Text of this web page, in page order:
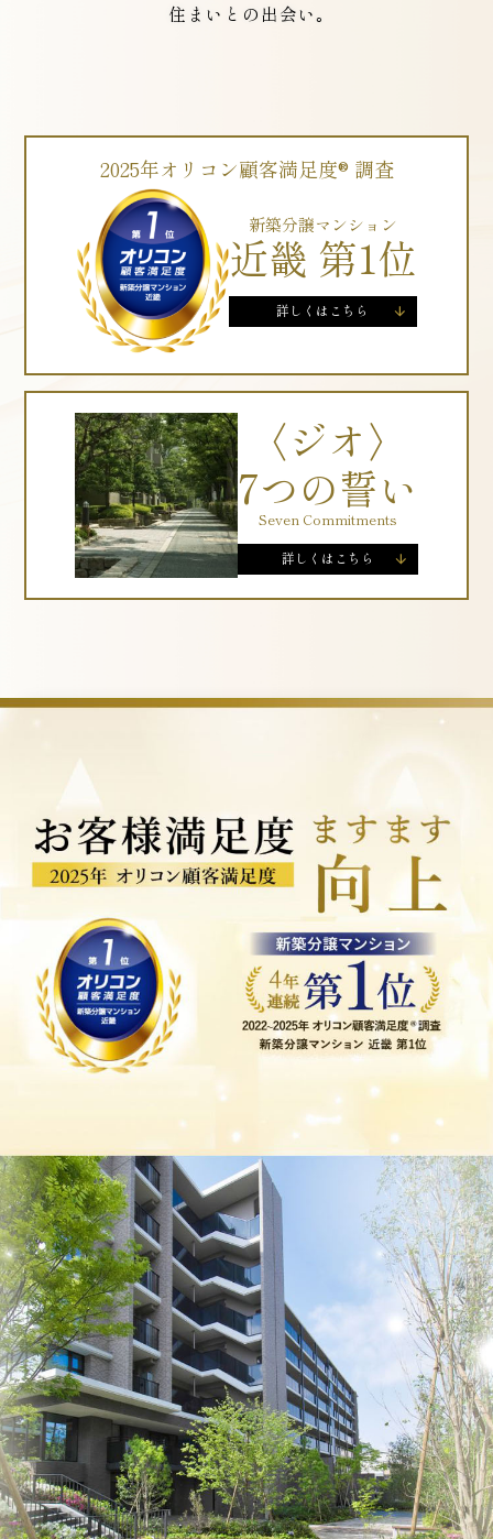
住まいとの出会い｡
2025年オリコン顧客満足度® 調査
新築分譲マンション
近畿 第1位
〈ジオ〉
7つの誓い
Seven Commitments